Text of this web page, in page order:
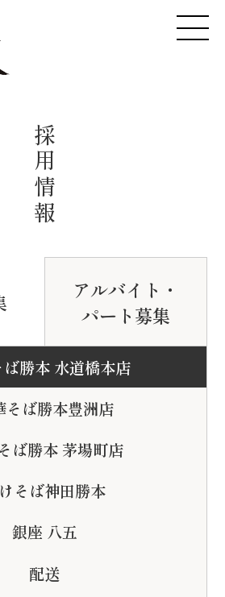
採用情報
アルバイト・
パート募集
ば勝本 水道橋本店
そば勝本豊洲店
ば勝本 茅場町店
そば神田勝本
銀座 八五
配送